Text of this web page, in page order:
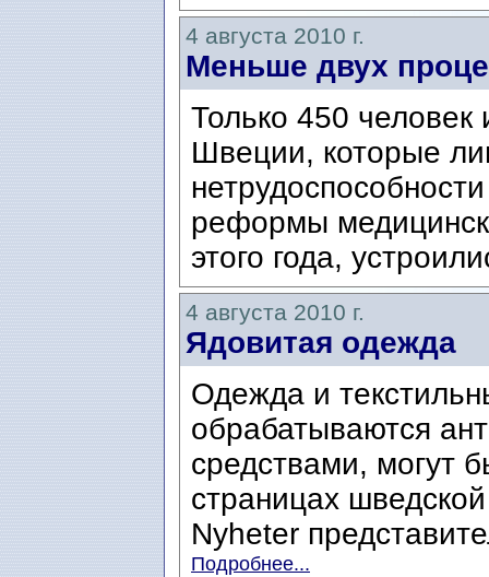
4 августа 2010 г.
Меньше двух
Только 450
Швеции, которые
реформы
этого года,
4 августа 2010 г.
Ядовитая одежда
Одежда и
обрабатываются
средствами, могут
страницах
Nyheter
Подробнее...